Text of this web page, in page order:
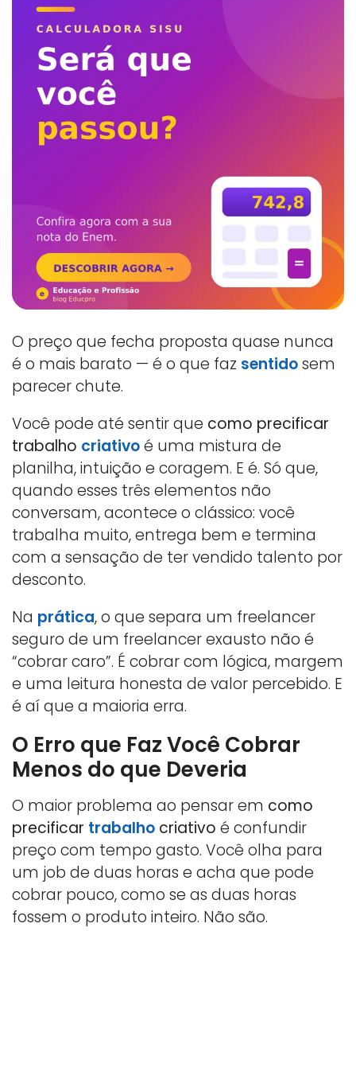
O preço que fecha proposta quase nunca
é o mais barato — é o que faz sentidosem
parecer chute.
Você pode até sentir que como precificar
trabalho criativoé uma mistura de
planilha, intuição e coragem. E é. Só que,
quando esses três elementos não
conversam, acontece o clássico: você
trabalha muito, entrega bem e termina
com a sensação de ter vendido talento por
desconto.
Na prática, o que separa um freelancer
seguro de um freelancer exausto não é
“cobrar caro”. É cobrar com lógica, margem
e uma leitura honesta de valor percebido. E
é aí que a maioria erra.
O Erro que Faz Você Cobrar
Menos do que Deveria
O maior problema ao pensar em como
precificar trabalho criativo é confundir
preço com tempo gasto. Você olha para
um job de duas horas e acha que pode
cobrar pouco, como se as duas horas
fossem o produto inteiro. Não são.